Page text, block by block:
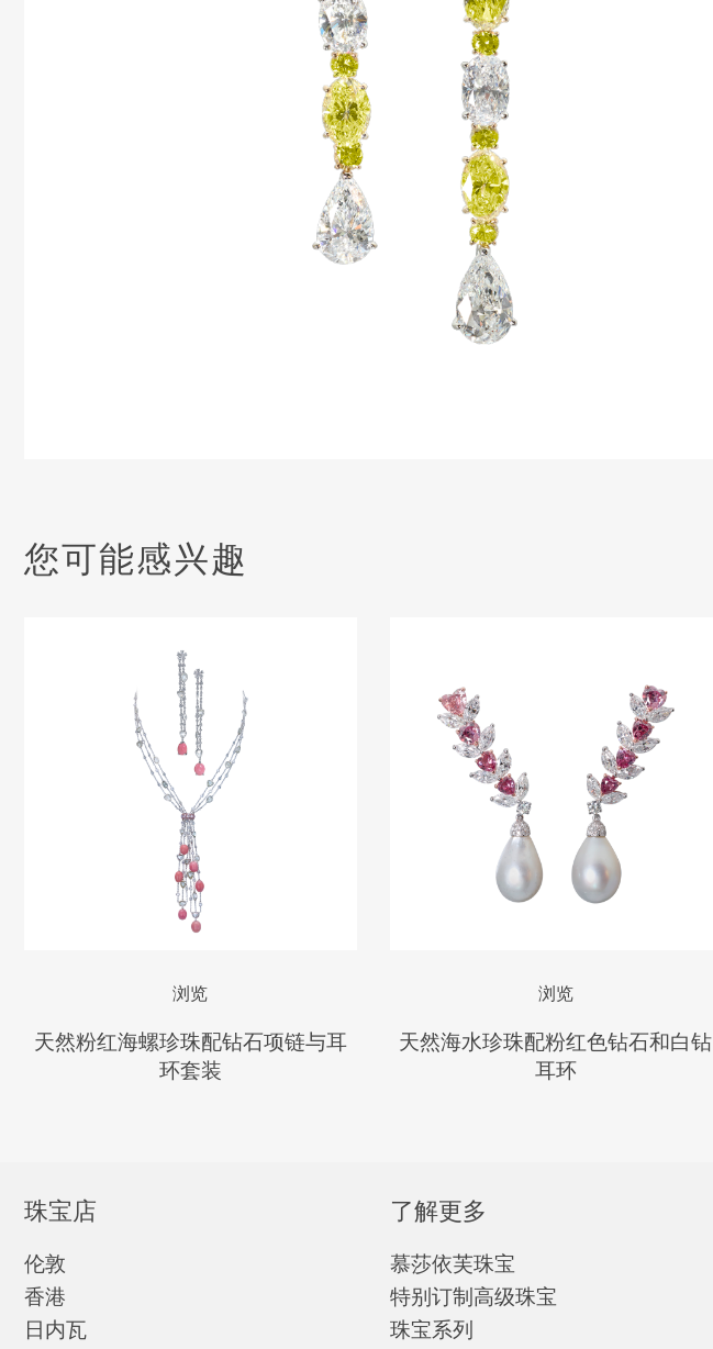
您可能感兴趣
浏览
天然粉红海螺珍珠配钻石项链与耳
环套装
浏览
天然海水珍珠配粉红色钻石和白钻
耳环
珠宝店
伦敦
香港
日内瓦
了解更多
慕莎依芙珠宝
特别订制高级珠宝
珠宝系列